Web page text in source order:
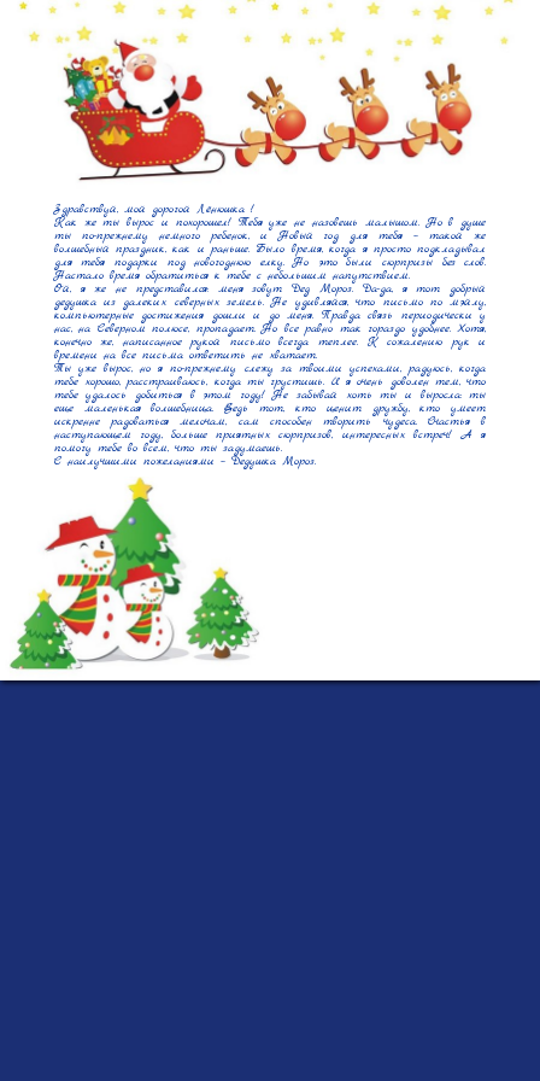
Здравствуй, мой дорогой Лёнюшка !
Как же ты вырос и похорошел! Тебя уже не назовешь малышом. Но в душе
ты по-прежнему немного ребенок, и Новый год для тебя – такой же
волшебный праздник, как и раньше. Было время, когда я просто подкладывал
для тебя подарки под новогоднюю елку. Но это были сюрпризы без слов.
Настало время обратиться к тебе с небольшим напутствием.
Ой, я же не представился: меня зовут Дед Мороз. Да-да, я тот добрый
дедушка из далеких северных земель. Не удивляйся, что письмо по мэйлу,
компьютерные достижения дошли и до меня. Правда связь периодически у
нас, на Северном полюсе, пропадает. Но все равно так гораздо удобнее. Хотя,
конечно же, написанное рукой письмо всегда теплее. К сожалению рук и
времени на все письма ответить не хватает.
Ты уже вырос, но я по-прежнему слежу за твоими успехами, радуюсь, когда
тебе хорошо, расстраиваюсь, когда ты грустишь. И я очень доволен тем, что
тебе удалось добиться в этом году! Не забывай хоть ты и выросла: ты
еще маленькая волшебница. Ведь тот, кто ценит дружбу, кто умеет
искренне радоваться мелочам, сам способен творить чудеса. Счастья в
наступающем году, больше приятных сюрпризов, интересных встреч! А я
помогу тебе во всем, что ты задумаешь.
С наилучшими пожеланиями – Дедушка Мороз.